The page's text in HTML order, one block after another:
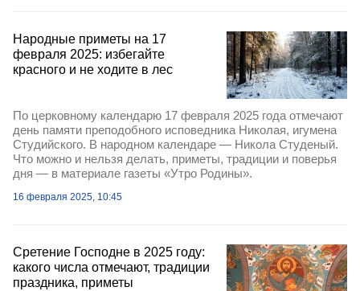
Народные приметы на 17
февраля 2025: избегайте
красного и не ходите в лес
По церковному календарю 17 февраля 2025 года отмечают
день памяти преподобного исповедника Николая, игумена
Студийского. В народном календаре — Никола Студеный.
Что можно и нельзя делать, приметы, традиции и поверья
дня — в материале газеты «Утро Родины».
16 февраля 2025, 10:45
Сретение Господне в 2025 году:
какого числа отмечают, традиции
праздника, приметы